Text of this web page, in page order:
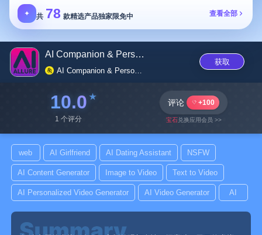
✦ 共 78 款精选产品独家限免中 查看全部
AI Companion & Personalized Vi...
AI Companion & Personalized Virtual Girlfriend
获取
10.0
1 个评分
评论 +100
宝石兑换应用会员 >>
web AI Girlfriend AI Dating Assistant NSFW
AI Content Generator Image to Video Text to Video
AI Personalized Video Generator AI Video Generator AI